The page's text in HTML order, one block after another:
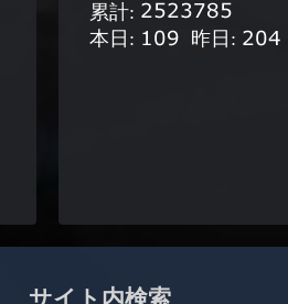
サイト内検索